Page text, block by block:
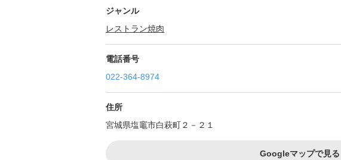
ジャンル
レストラン焼肉
電話番号
022-364-8974
住所
宮城県塩竈市白萩町２－２１
Googleマップで見る